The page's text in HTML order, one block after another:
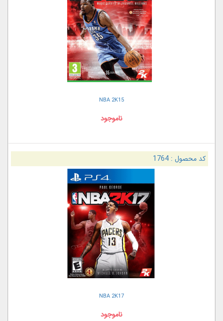
NBA 2K15
ناموجود
کد محصول :1764
NBA 2K17
ناموجود